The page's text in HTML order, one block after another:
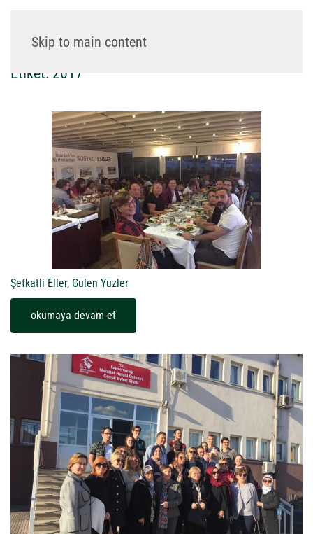
Skip to main content
Etiket: 2017
Şefkatli Eller, Gülen Yüzler
okumaya devam et